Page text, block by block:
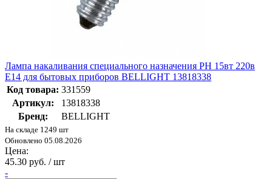
Лампа накаливания специального назначения РН 15вт 220в
Е14 для бытовых приборов BELLIGHT 13818338
Код товара: 331559
Артикул:
13818338
Бренд:
BELLIGHT
На складе 1249 шт
Обновлено 05.08.2026
Цена:
45.30 руб. / шт
-